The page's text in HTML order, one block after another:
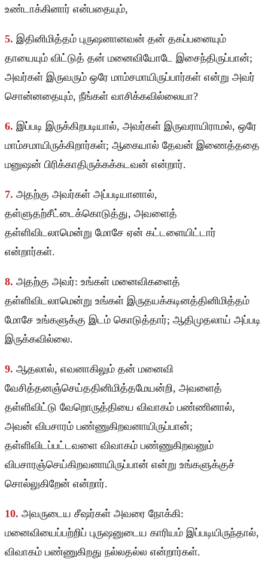
உண்டாக்கினார் என்பதையும்,
5. இதினிமித்தம் புருஷனானவன் தன் தகப்பனையும்
தாயையும் விட்டுத் தன் மனைவியோடே இசைந்திருப்பான்;
அவர்கள் இருவரும் ஒரே மாம்சமாயிருப்பார்கள் என்று அவர்
சொன்னதையும், நீங்கள் வாசிக்கவில்லையா?
6. இப்படி இருக்கிறபடியால், அவர்கள் இருவராயிராமல், ஒரே
மாம்சமாயிருக்கிறார்கள்; ஆகையால் தேவன் இணைத்ததை
மனுஷன் பிரிக்காதிருக்கக்கடவன் என்றார்.
7. அதற்கு அவர்கள் அப்படியானால்,
தள்ளுதற்சீட்டைக்கொடுத்து, அவளைத்
தள்ளிவிடலாமென்று மோசே ஏன் கட்டளையிட்டார்
என்றார்கள்.
8. அதற்கு அவர்: உங்கள் மனைவிகளைத்
தள்ளிவிடலாமென்று உங்கள் இருதயக்கடினத்தினிமித்தம்
மோசே உங்களுக்கு இடம் கொடுத்தார்; ஆதிமுதலாய் அப்படி
இருக்கவில்லை.
9. ஆதலால், எவனாகிலும் தன் மனைவி
வேசித்தனஞ்செய்ததினிமித்தமேயன்றி, அவளைத்
தள்ளிவிட்டு வேறொருத்தியை விவாகம் பண்ணினால்,
அவன் விபசாரம் பண்ணுகிறவனாயிருப்பான்;
தள்ளிவிடப்பட்டவளை விவாகம் பண்ணுகிறவனும்
விபசாரஞ்செய்கிறவனாயிருப்பான் என்று உங்களுக்குச்
சொல்லுகிறேன் என்றார்.
10. அவருடைய சீஷர்கள் அவரை நோக்கி:
மனைவியைப்பற்றிப் புருஷனுடைய காரியம் இப்படியிருந்தால்,
விவாகம் பண்ணுகிறது நல்லதல்ல என்றார்கள்.